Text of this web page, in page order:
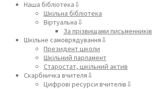
Наша бібліотека⇩
Шкільна бібліотека
Віртуальна⇩
За прізвищами письменників
Шкільне самоврядування⇩
Президент школи
Шкільний парламент
Старостат, шкільний актив
Скарбничка вчителя⇩
Цифрові ресурси вчителів⇩